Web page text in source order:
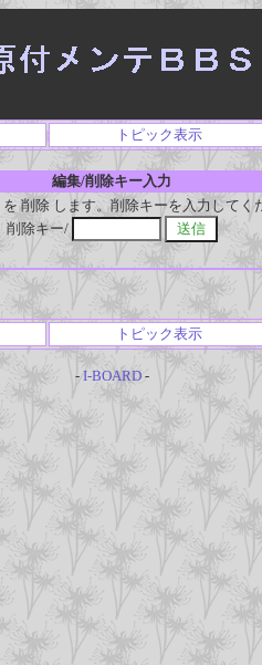
トピック表示
編集/削除キー入力
を 削除 します。削除キーを入力してく
削除キー/
トピック表示
- I-BOARD-